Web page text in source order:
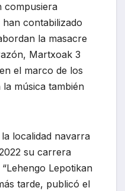
compusiera
han contabilizado
la masacre
Martxoak 3
el marco de los
música también
localidad navarra
su carrera
Lepotikan
tarde, publicó el